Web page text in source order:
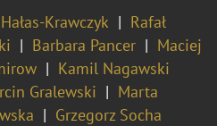
Krawczyk
Rafał
Barbara Pancer
Maciej
Kamil Nagawski
Gralewski
Marta
Grzegorz Socha